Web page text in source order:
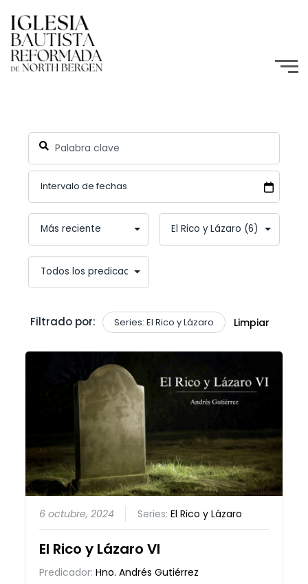
Filtrado por: Series: El Rico y Lázaro Limpiar
6 octubre, 2024 Series:El Rico y Lázaro
El Rico y Lázaro VI
Predicador:Hno. Andrés Gutiérrez